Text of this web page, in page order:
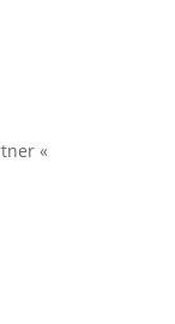
«